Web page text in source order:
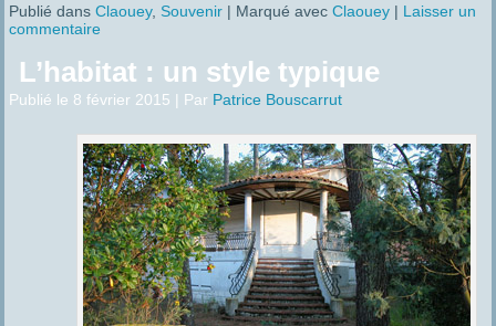
Publié dans Claouey, Souvenir | Marqué avec Claouey | Laisser un
commentaire
L’habitat : un style typique
Publié le 8 février 2015 | Par Patrice Bouscarrut